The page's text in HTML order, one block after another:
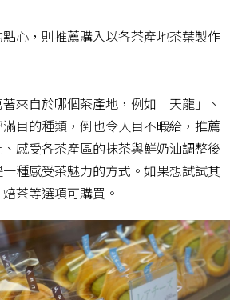
心，則推薦購入以各茶產地茶葉製作
來自於哪個茶產地，例如「天龍」、
滿目的種類，倒也令人目不暇給，推薦
感受各茶產區的抹茶與鮮奶油調整後
種感受茶魅力的方式。如果想試試其
茶等選項可購買。